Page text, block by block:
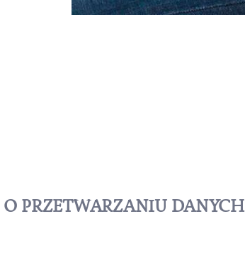
PRZETWARZANIU DANYCH